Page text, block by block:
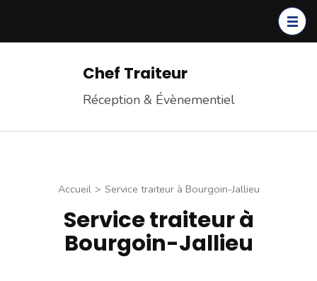
Chef Traiteur
Réception & Évènementiel
Accueil > Service traiteur à Bourgoin-Jallieu
Service traiteur à
Bourgoin-Jallieu